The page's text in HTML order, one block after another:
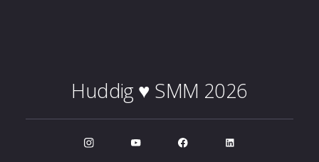
Huddig ♥ SMM 2026